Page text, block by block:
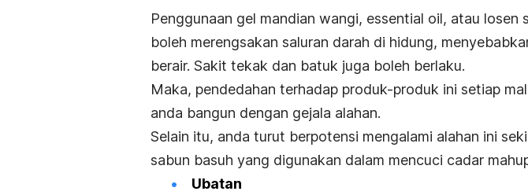
Penggunaan gel mandian wangi, essential oil, atau losen
boleh merengsakan saluran darah di hidung,
berair. Sakit tekak dan batuk juga boleh berlaku.
Maka, pendedahan terhadap produk-produk ini setiap
anda bangun dengan gejala alahan.
Selain itu, anda turut berpotensi mengalami alahan ini
sabun basuh yang digunakan dalam mencuci cadar
Ubatan